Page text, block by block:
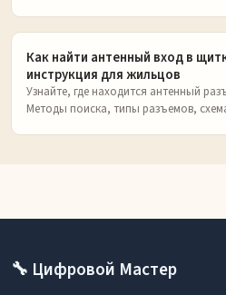
Как найти антенный вход в
инструкция для жильцов
Узнайте, где находится антенный
Методы поиска, типы разъемов,
🔧 Цифровой Мастер